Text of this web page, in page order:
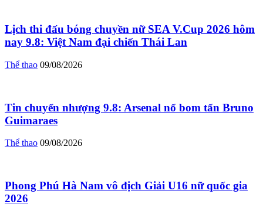
Lịch thi đấu bóng chuyền nữ SEA V.Cup 2026 hôm
nay 9.8: Việt Nam đại chiến Thái Lan
Thể thao 09/08/2026
Tin chuyển nhượng 9.8: Arsenal nổ bom tấn Bruno
Guimaraes
Thể thao 09/08/2026
Phong Phú Hà Nam vô địch Giải U16 nữ quốc gia
2026